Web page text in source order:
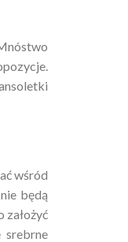
wśród
będą
założyć